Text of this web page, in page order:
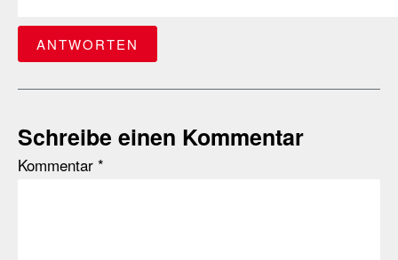
ANTWORTEN
Schreibe einen Kommentar
Kommentar *